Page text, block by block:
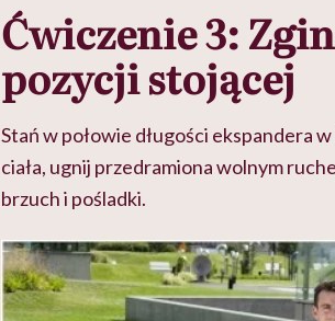
Ćwiczenie 3:
pozycji stojącej
Stań w połowie długości ekspandera
ciała, ugnij przedramiona wolnym
brzuch i pośladki.